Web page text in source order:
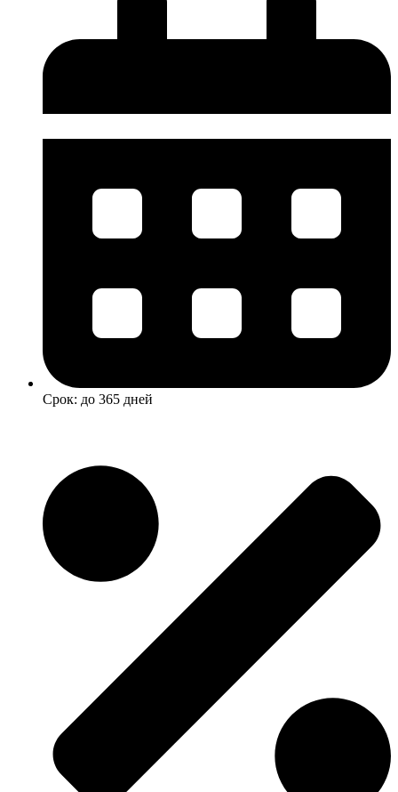
Срок: до 365 дней